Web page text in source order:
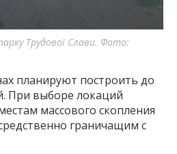
Трудової Слави. Фото:
планируют построить до
При выборе локаций
массового скопления
граничащим с